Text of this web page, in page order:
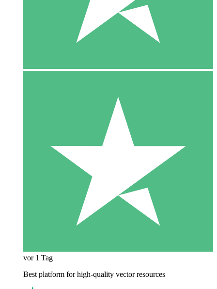
vor 1 Tag
Best platform for high-quality vector resources